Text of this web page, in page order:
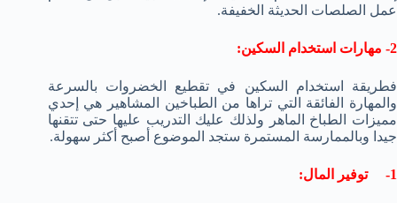
عمل الصلصات الحديثة الخفيفة.
2- مهارات استخدام السكين:
فطريقة استخدام السكين في تقطيع الخضروات بالسرعة
والمهارة الفائقة التي تراها من الطباخين المشاهير هي إحدي
مميزات الطباخ الماهر ولذلك عليك التدريب عليها حتى تتقنها
جيدا وبالممارسة المستمرة ستجد الموضوع أصبح أكثر سهولة.
1- توفير المال: